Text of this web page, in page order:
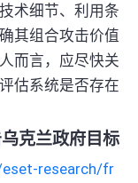
术细节、利用条
其组合攻击价值
而言，应尽快关
估系统是否存在
克兰政府目标
research/fr